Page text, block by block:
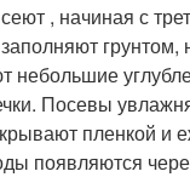
, начиная с
грунтом,
небольшие
Посевы
пленкой и
появляются